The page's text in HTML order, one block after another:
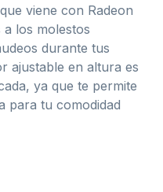
viene con Radeon
a los molestos
durante tus
ajustable en altura es
ya que te permite
para tu comodidad